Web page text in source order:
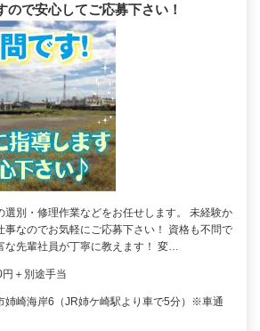
ので安心してご応募下さい！
選別・修理作業などをお任せします。 未経験か
事なのでお気軽にご応募下さい！ 資格も不問で
な先輩社員が丁寧に教えます！ 変…
＋別途手当
姉崎海岸6（JR姉ケ崎駅より車で5分）※車通